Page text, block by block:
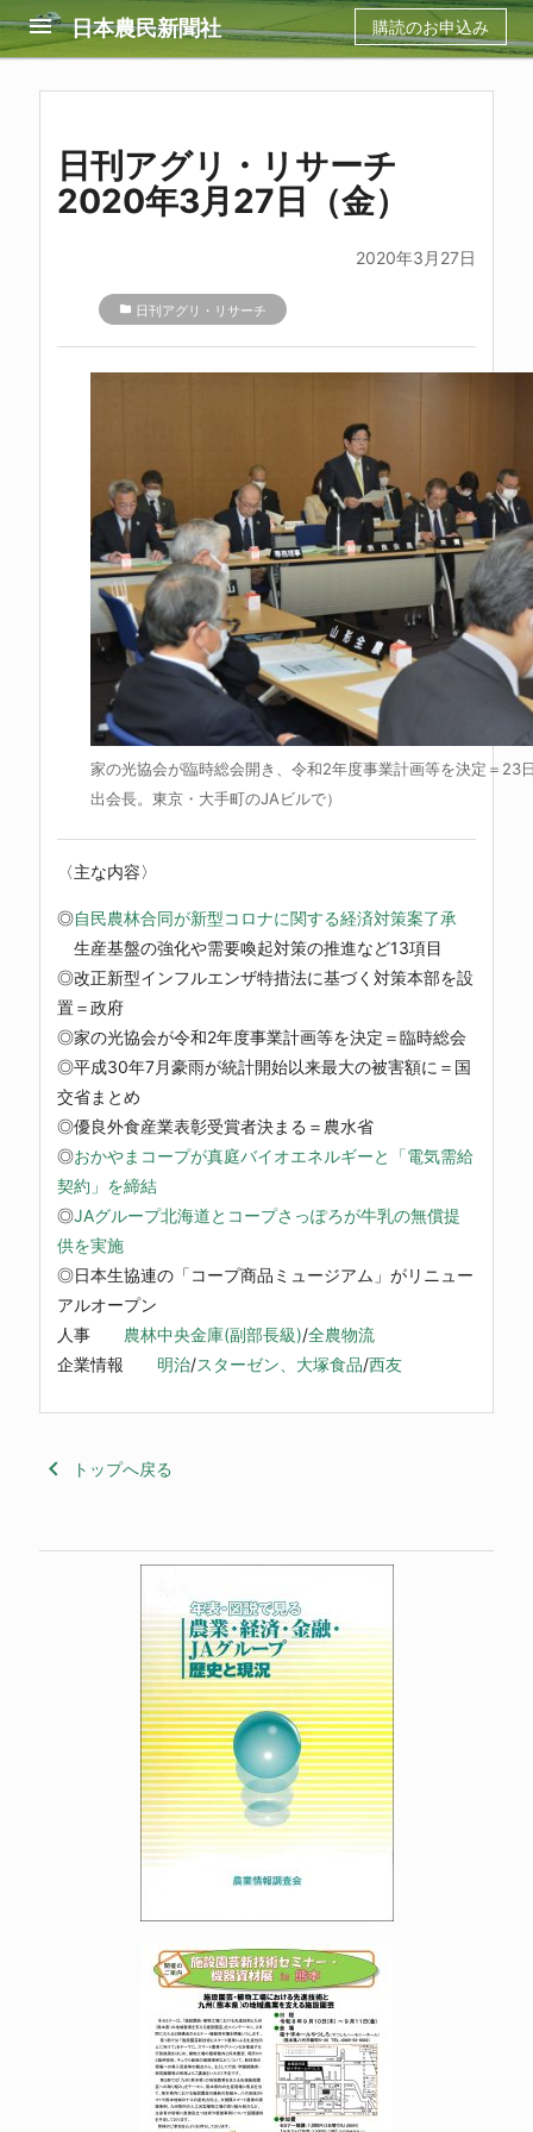
menu 日本農民新聞社 購読のお申込み
日刊アグリ・リサーチ
2020年3月27日（金）
2020年3月27日
folder 日刊アグリ・リサーチ
家の光協会が臨時総会開き、令和2年度事業計画等を決定＝23
出会長。東京・大手町のJAビルで）
〈主な内容〉
◎自民農林合同が新型コロナに関する経済対策案了承
生産基盤の強化や需要喚起対策の推進など13項目
◎改正新型インフルエンザ特措法に基づく対策本部を設
置＝政府
◎家の光協会が令和2年度事業計画等を決定＝臨時総会
◎平成30年7月豪雨が統計開始以来最大の被害額に＝国
交省まとめ
◎優良外食産業表彰受賞者決まる＝農水省
◎おかやまコープが真庭バイオエネルギーと「電気需給
契約」を締結
◎JAグループ北海道とコープさっぽろが牛乳の無償提
供を実施
◎日本生協連の「コープ商品ミュージアム」がリニュー
アルオープン
人事 農林中央金庫(副部長級)/全農物流
企業情報 明治/スターゼン、大塚食品/西友
keyboard_arrow_left トップへ戻る